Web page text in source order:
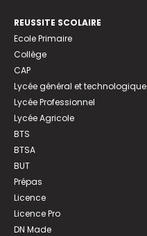
REUSSITE SCOLAIRE
Ecole Primaire
Collège
CAP
Lycée général et technologique
Lycée Professionnel
Lycée Agricole
BTS
BTSA
BUT
Prépas
Licence
Licence Pro
DN Made